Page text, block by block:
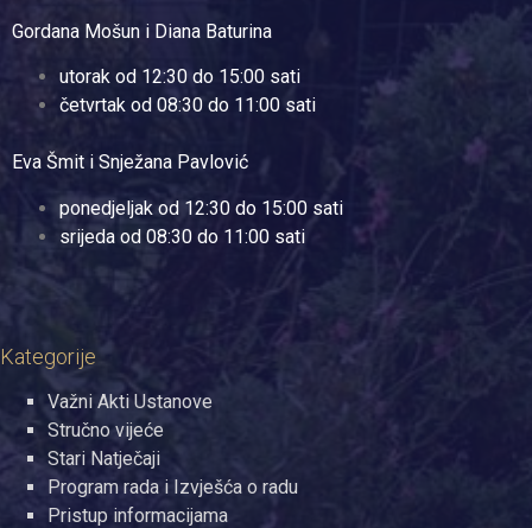
Gordana Mošun i Diana Baturina
utorak od 12:30 do 15:00 sati
četvrtak od 08:30 do 11:00 sati
Eva Šmit i Snježana Pavlović
ponedjeljak od 12:30 do 15:00 sati
srijeda od 08:30 do 11:00 sati
Kategorije
Važni Akti Ustanove
Stručno vijeće
Stari Natječaji
Program rada i Izvješća o radu
Pristup informacijama